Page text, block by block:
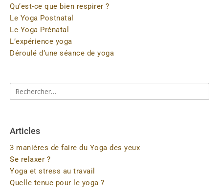
Qu’est-ce que bien respirer ?
Le Yoga Postnatal
Le Yoga Prénatal
L’expérience yoga
Déroulé d’une séance de yoga
Articles
3 manières de faire du Yoga des yeux
Se relaxer ?
Yoga et stress au travail
Quelle tenue pour le yoga ?